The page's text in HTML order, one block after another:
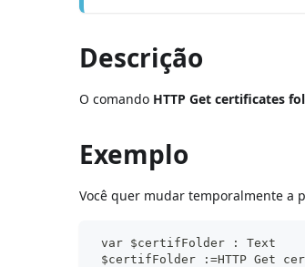
Descrição
O comando HTTP Get certificates
Exemplo
Você quer mudar temporalmente a
var $certifFolder : Text
$certifFolder :=HTTP Get